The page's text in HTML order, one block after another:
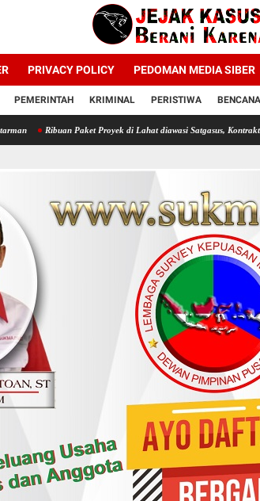
PRIVACY POLICY PEDOMAN MEDIA SIBER
PEMERINTAH KRIMINAL PERISTIWA BENCANA
Paket Proyek di Lahat diawasi Satgasus, Kontraktor Nakal Bisa